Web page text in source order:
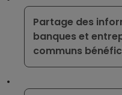
Partage des
banques et
communs